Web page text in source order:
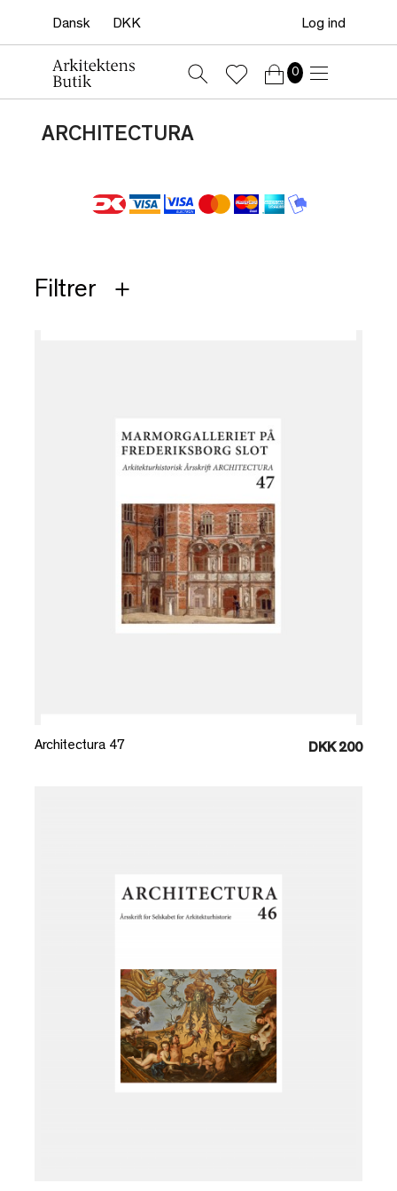
Log ind
0
ARCHITECTURA
Filtrer
Architectura 47 DKK 200